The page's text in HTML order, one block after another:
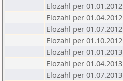
Elozahl per 01.01.2012
Elozahl per 01.04.2012
Elozahl per 01.07.2012
Elozahl per 01.10.2012
Elozahl per 01.01.2013
Elozahl per 01.04.2013
Elozahl per 01.07.2013